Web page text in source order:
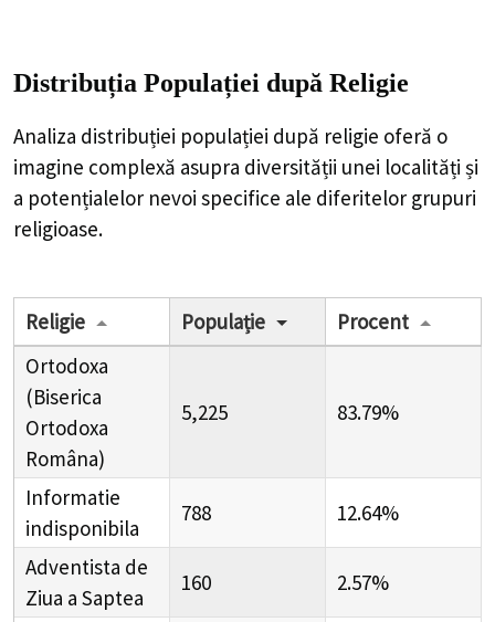
Distribuția Populației după Religie
Analiza distribuției populației după religie oferă o
imagine complexă asupra diversității unei localități și
a potențialelor nevoi specifice ale diferitelor grupuri
religioase.
Religie Populație
Procent
Ortodoxa
(Biserica
Ortodoxa
Româna)
5,225 83.79%
Informatie
indisponibila
788 12.64%
Adventista de
Ziua a Saptea
160 2.57%